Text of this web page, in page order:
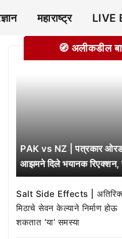
महाराष्ट्र LIVE
🧭 अलीकडील
PAK vs NZ | पत्रकार
आझमने दिले भयानक रिएक्शन,
Salt Side Effects |
मिठाचे सेवन केल्याने निर्माण होऊ
शकतात ‘या’ समस्या